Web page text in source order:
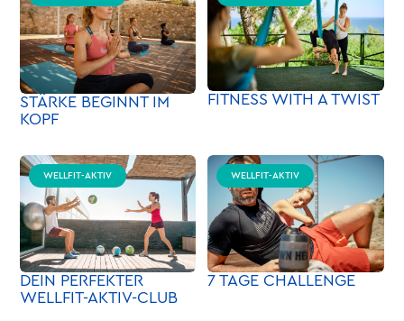
STÄRKE BEGINNT IM
KOPF
FITNESS WITH A TWIST
WELLFIT-AKTIV
DEIN PERFEKTER
WELLFIT-AKTIV-CLUB
WELLFIT-AKTIV
7 TAGE CHALLENGE